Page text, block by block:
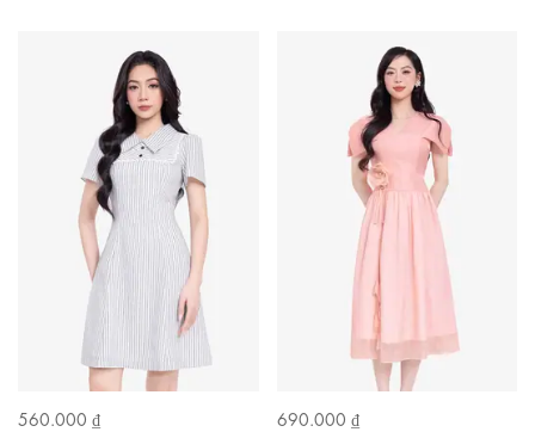
560.000 ₫
690.000 ₫